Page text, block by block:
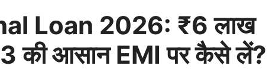
Loan 2026: ₹6 लाख
की आसान EMI पर कैसे लें?